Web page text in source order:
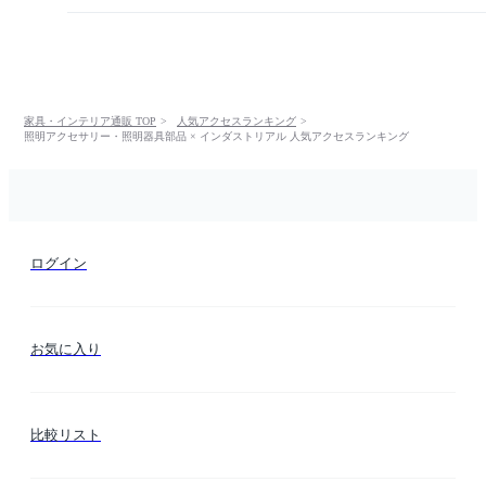
家具・インテリア通販 TOP
人気アクセスランキング
照明アクセサリー・照明器具部品 × インダストリアル 人気アクセスランキング
ログイン
お気に入り
比較リスト